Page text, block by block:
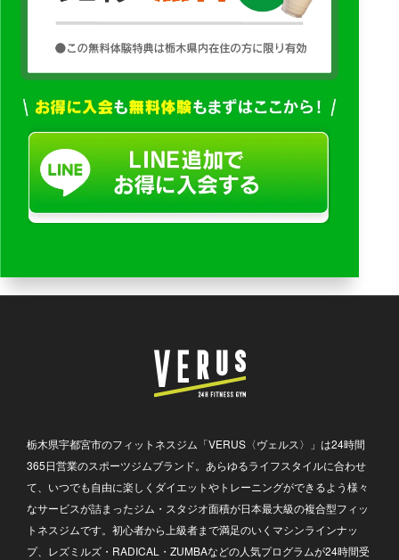
栃木県宇都宮市のフィットネスジム「VERUS〈ヴェルス〉」は24時間
365日営業のスポーツジムブランド。あらゆるライフスタイルに合わせ
て、いつでも自由に楽しくダイエットやトレーニングができるよう様々
なサービスが詰まったジム・スタジオ面積が日本最大級の複合型フィッ
トネスジムです。初心者から上級者まで満足のいくマシンラインナッ
プ、レズミルズ・RADICAL・ZUMBAなどの人気プログラムが24時間受